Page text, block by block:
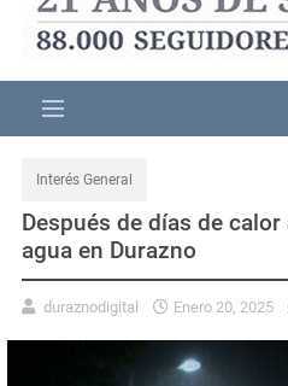
Interés General
Después de días de
agua en Durazno
duraznodigital Enero 20, 2025